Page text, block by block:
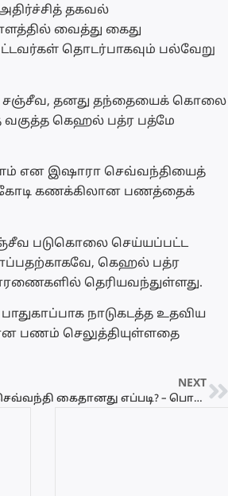
தகவல்
வைத்து கைது
தொடர்பாகவும் பல்வேறு
சஞ்சீவ, தனது தந்தையைக் கொலை
வகுத்த கெஹல் பத்ர பத்மே
என இஷாரா செவ்வந்தியைத்
கோடி கணக்கிலான பணத்தைக்
படுகொலை செய்யப்பட்ட
கெஹல் பத்ர
தெரியவந்துள்ளது.
நாடுகடத்த உதவிய
பணம் செலுத்தியுள்ளதை
NEXT
இஷாரா செவ்வந்தி கைதானது எப்படி? – பொலிஸார் வெளியிட்ட முழு விவரம்!